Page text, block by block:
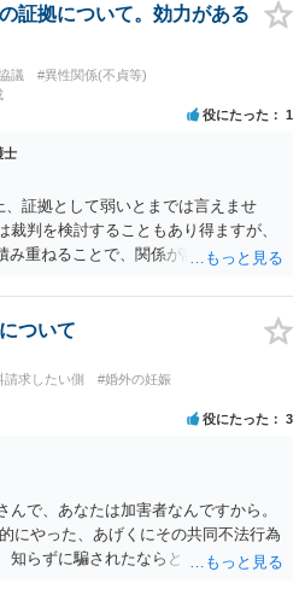
額については，婚姻破綻に至っていな
ことになるかもしれません。 ②夫との
か否かを検討するのがよいと思いま
（証明力を強めることも含む）でき
めるという考え方でもよいでしょ
思います。 ③行政書士に委任をして
の委任なのか不明ですが，その行政
請求するか，訴訟にするか，その点
為は認めているのか，それさえも否
・進め方は変わってくると思いま
だと思います。）への対応ではあま
減額で折り合えるなら本人様の交渉で
かどうかの観点であれば，訴訟に進む
そうしますと，お近くの弁護士に相
よいようにも思います。
証拠について。効力がある
議
#異性関係(不貞等)
役にたった 1
士
証拠として弱いとまでは言えませ
判を検討することもあり得ますが、
み重ねることで、関係が認定される余
めに弁護士に相談されることをおす
ついて
請求したい側
#婚外の妊娠
役にたった 3
で、あなたは加害者なんですから。
にやった、あげくにその共同不法行為
知らずに騙されたならともか